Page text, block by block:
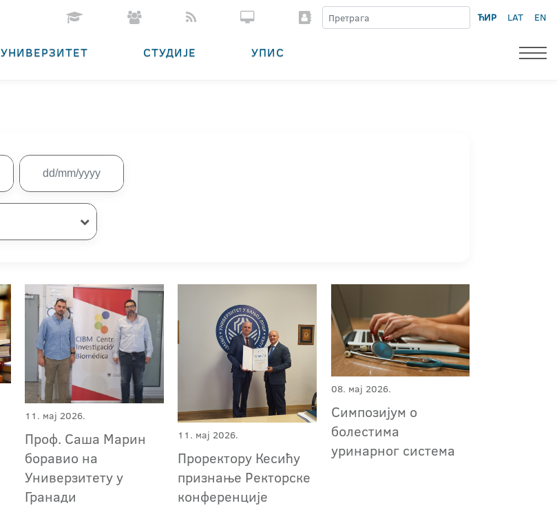
ЋИР LAT EN
УНИВЕРЗИТЕТ СТУДИЈЕ УПИС
11. мај 2026.
Проф. Саша Марин
боравио на
Универзитету у
Гранади
11. мај 2026.
Проректору Кесићу
признање Ректорске
конференције
08. мај 2026.
Симпозијум о
болестима
уринарног система